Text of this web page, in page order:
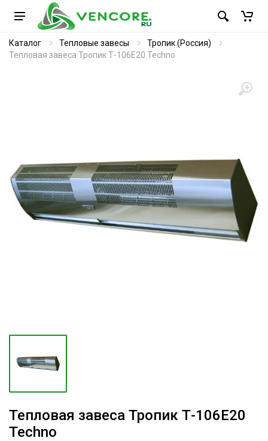
Каталог Тепловые завесы
Тропик (Россия)
Тепловая завеса Тропик Т-106Е20 Techno
Тепловая завеса Тропик Т-106Е20
Techno